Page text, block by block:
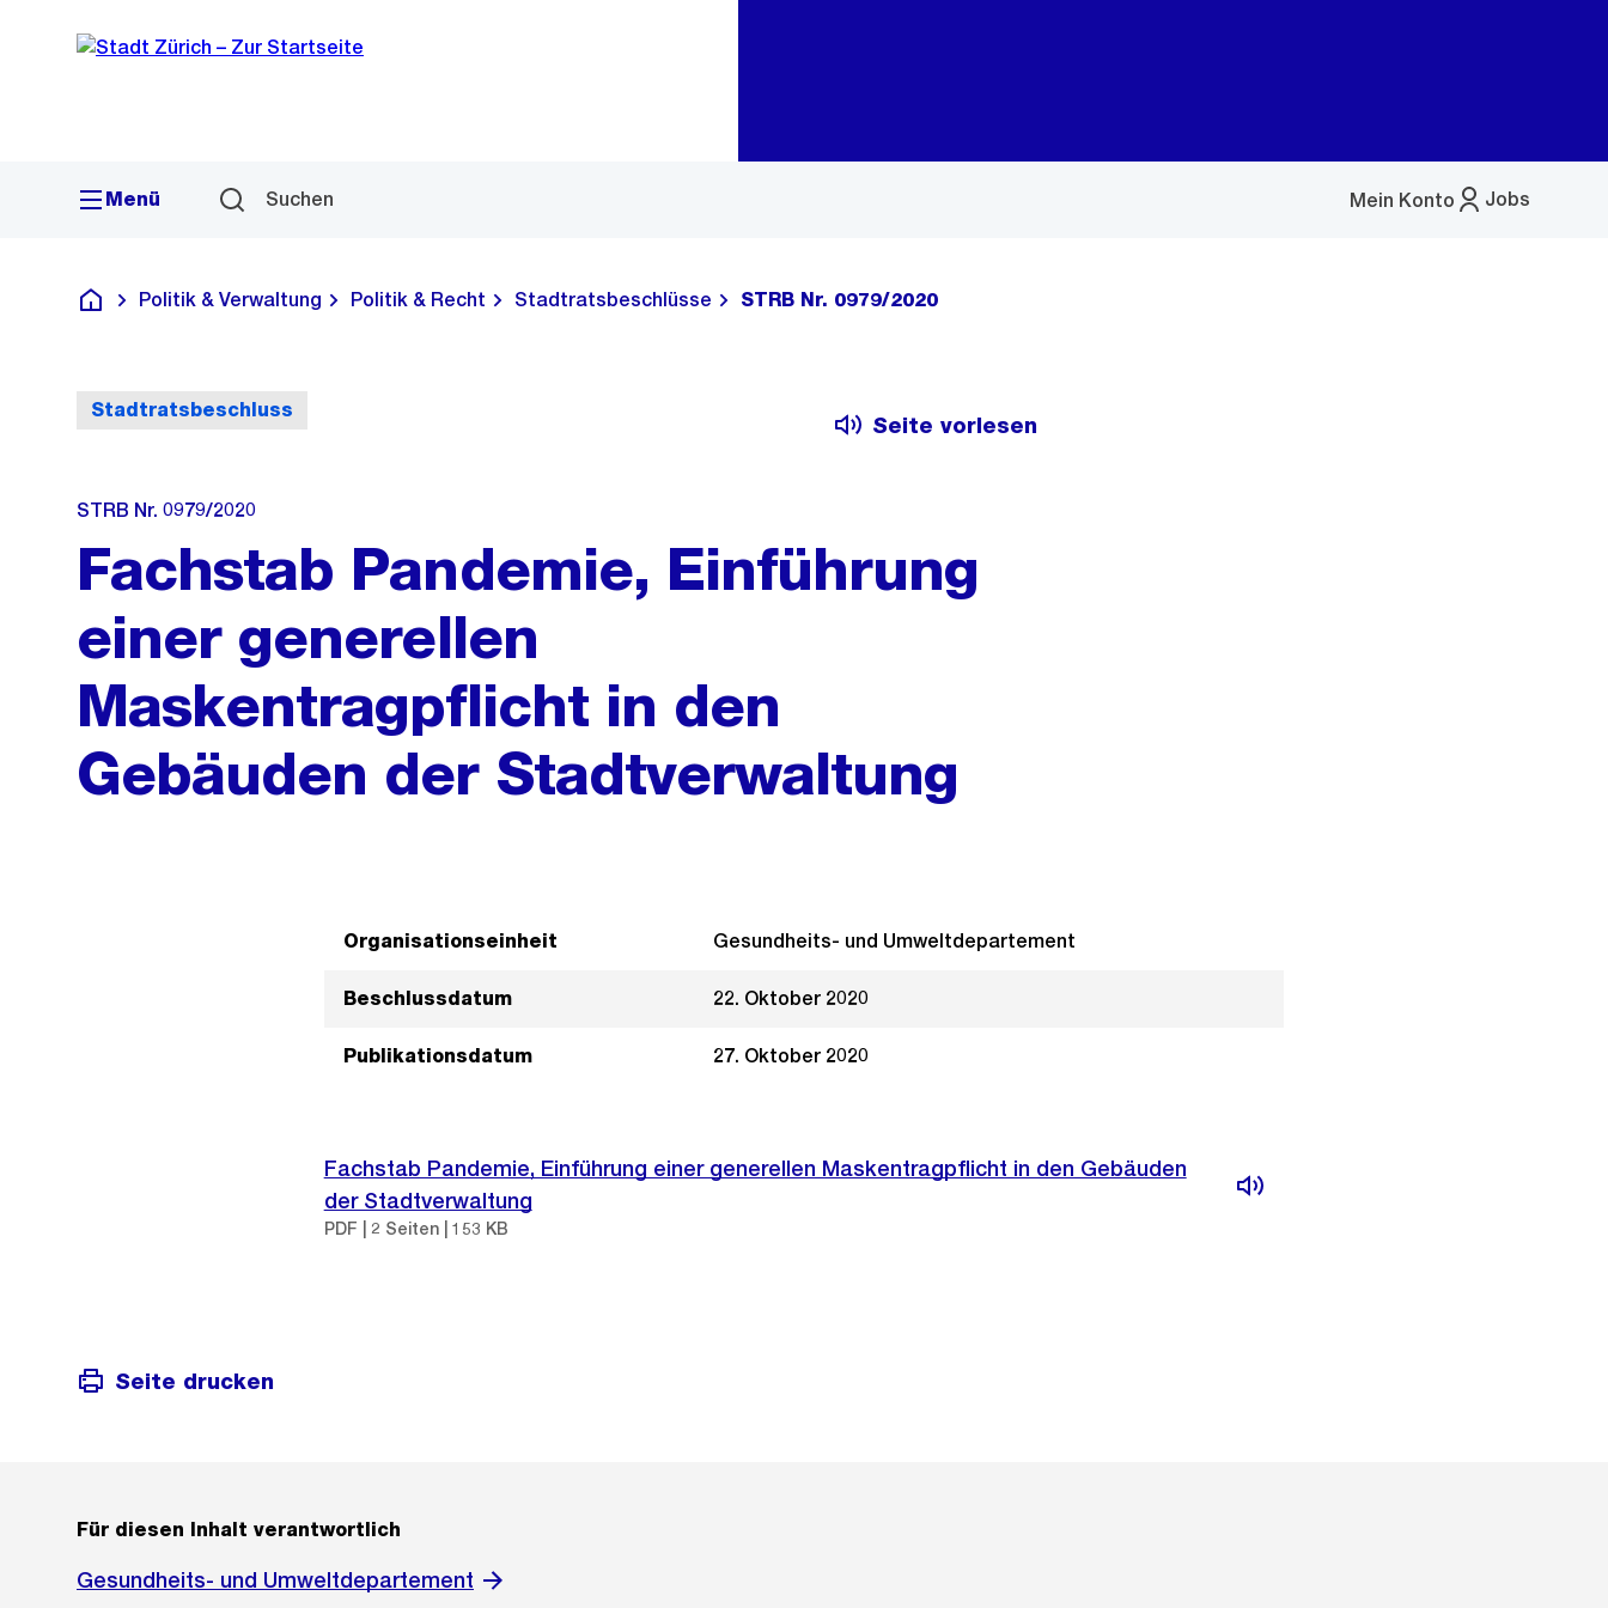
Navigation
Sprunglink
Menü Suchen Jobs
Mein Konto
Menü
Deutsch
Politik & Verwaltung Politik & Recht Stadtratsbeschlüsse STRB Nr. 0979/2020
Stadtratsbeschluss
Seite vorlesen
STRB Nr. 0979/2020
Fachstab Pandemie, Einführung
einer generellen
Maskentragpflicht in den
Gebäuden der Stadtverwaltung
Organisationseinheit Gesundheits- und Umweltdepartement
Beschlussdatum 22. Oktober 2020
Publikationsdatum 27. Oktober 2020
Fachstab Pandemie, Einführung einer generellen Maskentragpflicht in den Gebäuden
der Stadtverwaltung
PDF | 2 Seiten | 153 KB
Seite drucken
Für diesen Inhalt verantwortlich
Gesundheits- und Umweltdepartement